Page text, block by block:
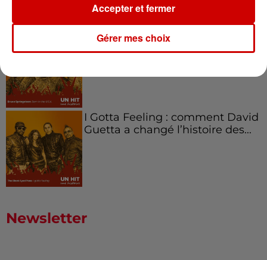
Born in the U.S.A - Bruce
Springsteen : la chanson que
I Gotta Feeling : comment David
Guetta a changé l’histoire des...
Newsletter
Gérer mes choix
Accepter et fermer